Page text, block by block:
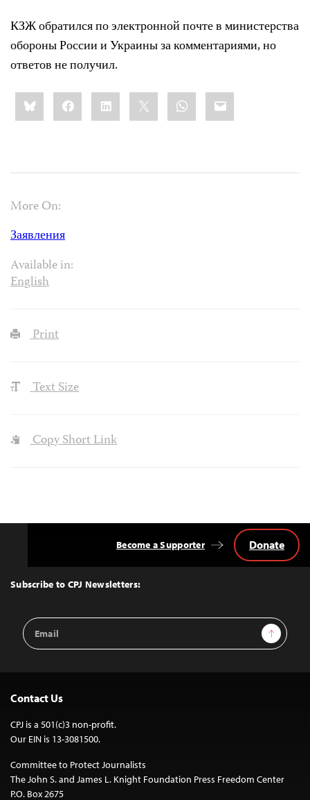
КЗЖ обратился по электронной почте в министерства
обороны России и Украины за комментариями, но
ответов не получил.
Share
this:BlueskyFacebookLinkedIn WhatsApp
Email
More On:
Заявления
Available in:
English
Print
Text Size
Copy Short Link
Top
Subscribe to CPJ Newsletters:
Email
Address
Sign Up
Become a Supporter Donate
Contact Us
CPJ is a 501(c)3 non-profit.
Our EIN is 13-3081500.
Committee to Protect Journalists
The John S. and James L. Knight Foundation Press Freedom Center
P.O. Box 2675